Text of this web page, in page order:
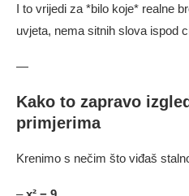
I to vrijedi za *bilo koje* realne
uvjeta, nema sitnih slova ispod
—
Kako to zapravo
primjerima
Krenimo s nečim što viđaš